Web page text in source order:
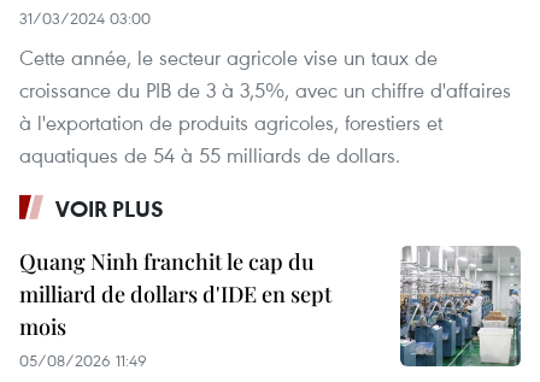
31/03/2024 03:00
Cette année, le secteur agricole vise un taux de
croissance du PIB de 3 à 3,5%, avec un chiffre d'affaires
à l'exportation de produits agricoles, forestiers et
aquatiques de 54 à 55 milliards de dollars.
VOIR PLUS
Quang Ninh franchit le cap du
milliard de dollars d'IDE en sept
mois
05/08/2026 11:49